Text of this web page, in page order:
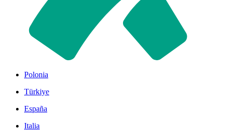
Polonia
Türkiye
España
Italia